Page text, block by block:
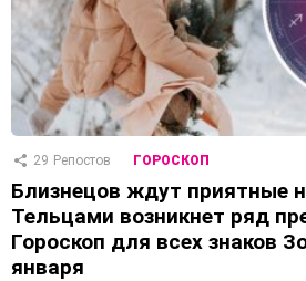
29 Репостов ГОРОСКОП
Близнецов ждут приятные
Тельцами возникнет ряд
Гороскоп для всех знаков
января